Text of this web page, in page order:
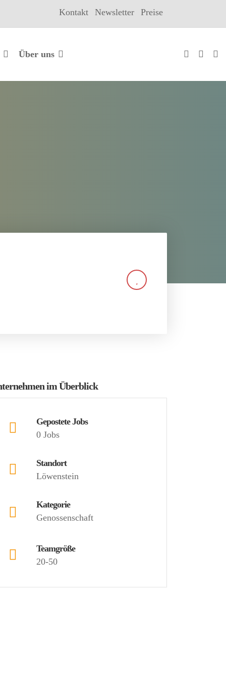
Kontakt Newsletter Preise
Über uns
im Überblick
Gepostete Jobs
0 Jobs
Standort
Löwenstein
Kategorie
Genossenschaft
Teamgröße
20-50